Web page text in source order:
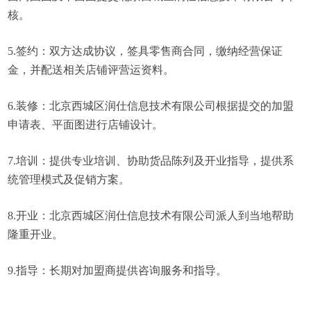
核。
5.签约：双方达成协议，签具零售商合同，缴纳经营保证
金，并配送相关店铺评营运资料。
6.装修：北京西城区润仕信息技术有限公司根据提交的加盟
申请表、平面图进行店铺设计。
7.培训：提供专业培训、协助货品陈列及开业指导，提供系
统管理模式及促销方案。
8.开业：北京西城区润仕信息技术有限公司派人到当地帮助
隆重开业。
9.指导：长期对加盟商提供咨询服务和指导。